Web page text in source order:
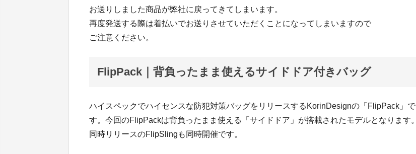
お送りしました商品が弊社に戻ってきてしまいます。
再度発送する際は着払いでお送りさせていただくことになってしまいますので
ご注意ください。
FlipPack｜背負ったまま使えるサイドドア付きバッグ
ハイスペックでハイセンスな防犯対策バッグをリリースするKorinDesignの「FlipPack」で
す。今回のFlipPackは背負ったまま使える「サイドドア」が搭載されたモデルとなります。
同時リリースのFlipSlingも同時開催です。